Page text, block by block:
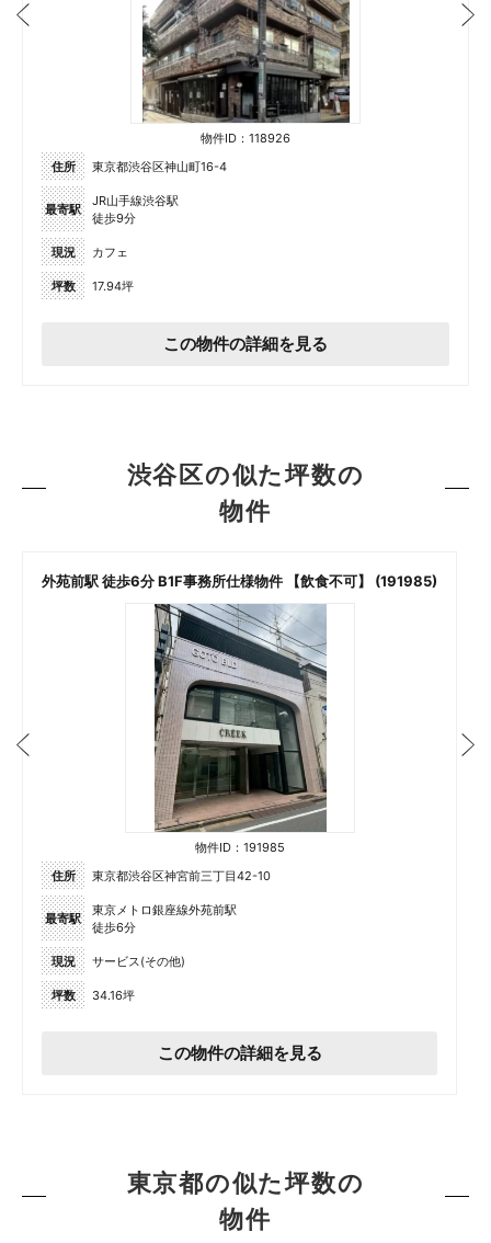
物件ID：118926
住所
東京都渋谷区神山町16-4
最寄駅
JR山手線渋谷駅
徒歩9分
現況 カフェ
坪数 17.94坪
この物件の詳細を見る
渋谷区の似た坪数の
物件
外苑前駅 徒歩6分 B1F事務所仕様物件 【飲食不可】 (191985)
物件ID：191985
住所
東京都渋谷区神宮前三丁目42-10
最寄駅
東京メトロ銀座線外苑前駅
徒歩6分
現況 サービス(その他)
坪数 34.16坪
この物件の詳細を見る
東京都の似た坪数の
物件